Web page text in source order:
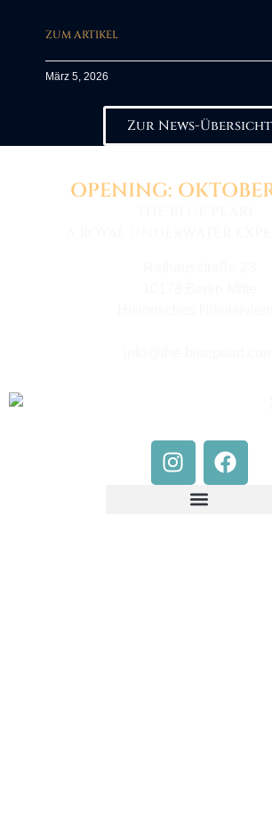
ZUM ARTIKEL
März 5, 2026
Zur News-Übersicht
OPENING: